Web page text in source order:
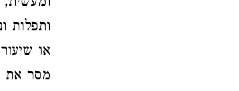
ותפלות
או
מסר את